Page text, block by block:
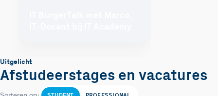
Uitgelicht
Afstudeerstages en vacatures